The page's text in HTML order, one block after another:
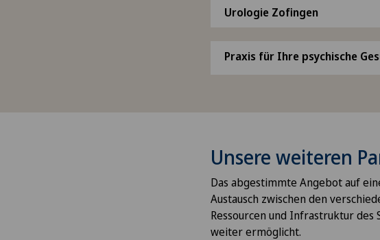
Urologie Zofingen
Praxis für Ihre psychische
Unsere weiteren
Das abgestimmte Angebot auf
Austausch zwischen den
Ressourcen und Infrastruktur des
weiter ermöglicht.